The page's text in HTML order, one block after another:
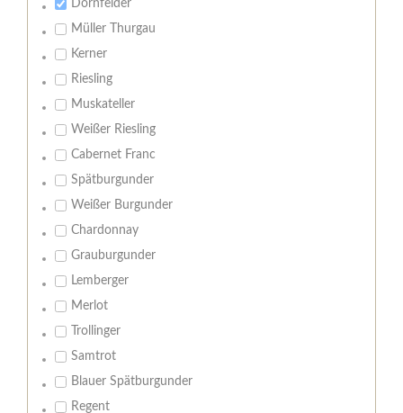
Dornfelder
Müller Thurgau
Kerner
Riesling
Muskateller
Weißer Riesling
Cabernet Franc
Spätburgunder
Weißer Burgunder
Chardonnay
Grauburgunder
Lemberger
Merlot
Trollinger
Samtrot
Blauer Spätburgunder
Regent